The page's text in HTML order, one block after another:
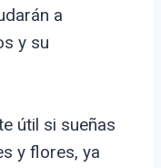
a
y su
útil si sueñas
y flores, ya